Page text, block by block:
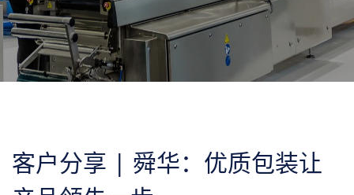
最新消息
近期活动
关于我们
客户分享 | 舜华：优质包装让